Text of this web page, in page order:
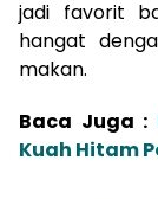
jadi favorit
hangat
makan.
Baca Juga :
Kuah Hitam